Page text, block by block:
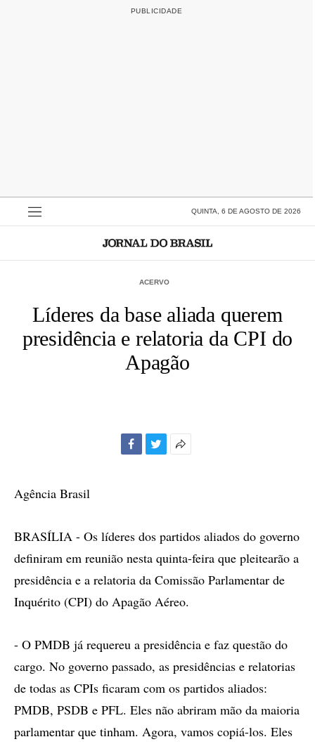
QUINTA, 6 DE AGOSTO DE 2026
ACERVO
Líderes da base aliada querem
presidência e relatoria da CPI do
Apagão
Agência Brasil
BRASÍLIA - Os líderes dos partidos aliados do governo
definiram em reunião nesta quinta-feira que pleitearão a
presidência e a relatoria da Comissão Parlamentar de
Inquérito (CPI) do Apagão Aéreo.
- O PMDB já requereu a presidência e faz questão do
cargo. No governo passado, as presidências e relatorias
de todas as CPIs ficaram com os partidos aliados:
PMDB, PSDB e PFL. Eles não abriram mão da maioria
parlamentar que tinham. Agora, vamos copiá-los. Eles